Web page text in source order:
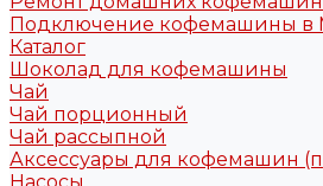
Подключение кофемашины в
Каталог
Шоколад для кофемашины
Чай
Чай порционный
Чай рассыпной
Аксессуары для кофемашин